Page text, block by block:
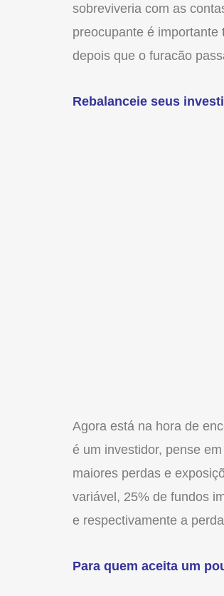
sobreviveria com as
preocupante é
depois que o furacão
Rebalanceie seus
Agora está na hora de
é um investidor, pense
maiores perdas e
variável, 25% de fundos
e respectivamente a
Para quem aceita um